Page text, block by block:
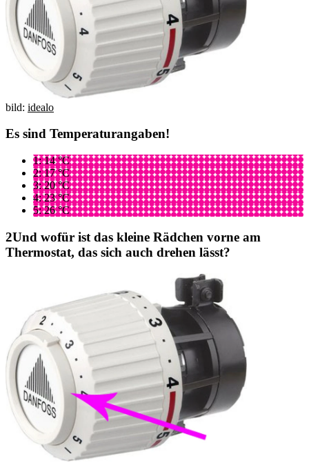
bild: idealo
Es sind Temperaturangaben!
1: 14 °C
2: 17 °C
3: 20 °C
4: 23 °C
5: 26 °C
Und wofür ist das kleine Rädchen vorne am
Thermostat, das sich auch drehen lässt?